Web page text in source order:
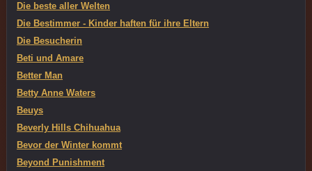
Die beste aller Welten
Die Bestimmer - Kinder haften für ihre Eltern
Die Besucherin
Beti und Amare
Better Man
Betty Anne Waters
Beuys
Beverly Hills Chihuahua
Bevor der Winter kommt
Beyond Punishment